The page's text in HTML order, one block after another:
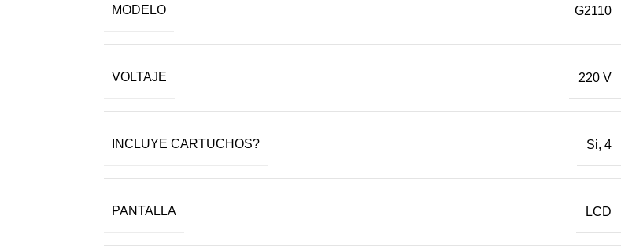
MODELO G2110
VOLTAJE 220 V
INCLUYE CARTUCHOS? Si, 4
PANTALLA LCD